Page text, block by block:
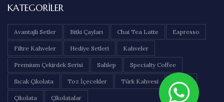
KATEGORILER
Avantajlı Setler Bitki Çayları Chai Tea Latte Espresso
Filtre Kahveler Hediye Setleri Kahveler
Premium Çekirdek Serisi Sahlep Specialty Coffee
Sıcak Çikolata Toz İçecekler Türk Kahvesi Çaylar
Çikolata Çikolatalar